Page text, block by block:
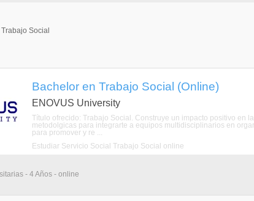
Social
Bachelor en Trabajo Social (Online)
ENOVUS University
Título ofrecido: Trabajo Social. Construye un impacto positivo en
metodolgicas para integrarte a equipos multidisciplinarios en
para promover y re ...
Estudiar Servicio Social Trabajo Social online
- 4 Años - online